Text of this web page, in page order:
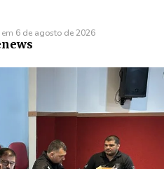
em 6 de agosto de 2026